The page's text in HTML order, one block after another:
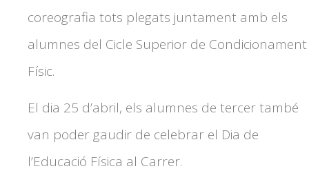
coreografia tots plegats juntament amb els
alumnes del Cicle Superior de Condicionament
Físic.
El dia 25 d’abril, els alumnes de tercer també
van poder gaudir de celebrar el Dia de
l’Educació Física al Carrer.